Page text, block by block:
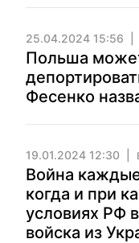
25.04.2024 15:56
Польша
Фесенко
19.01.2024 12:30
Война
когда и при
условиях РФ
войска из